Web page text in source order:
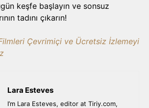
keşfe başlayın ve sonsuz
tadını çıkarın!
Çevrimiçi ve Ücretsiz İzlemeyi
Lara Esteves
I’m Lara Esteves, editor at Tiriy.com,